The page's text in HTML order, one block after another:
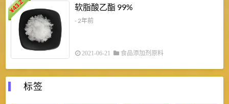
¥
43.2 软脂酸乙酯 99%
- 2年前
2021-06-21 食品添加剂原料
标签